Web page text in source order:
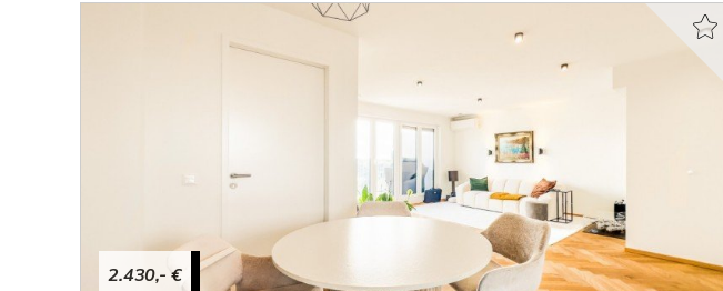
2.430,- €